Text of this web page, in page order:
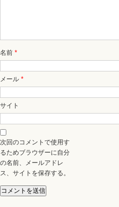
名前 *
メール *
サイト
次回のコメントで使用す
るためブラウザーに自分
の名前、メールアドレ
ス、サイトを保存する。